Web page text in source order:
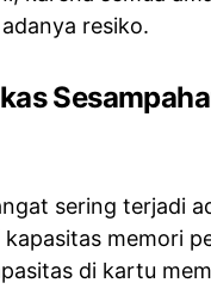
resiko.
sering terjadi
memori
di kartu